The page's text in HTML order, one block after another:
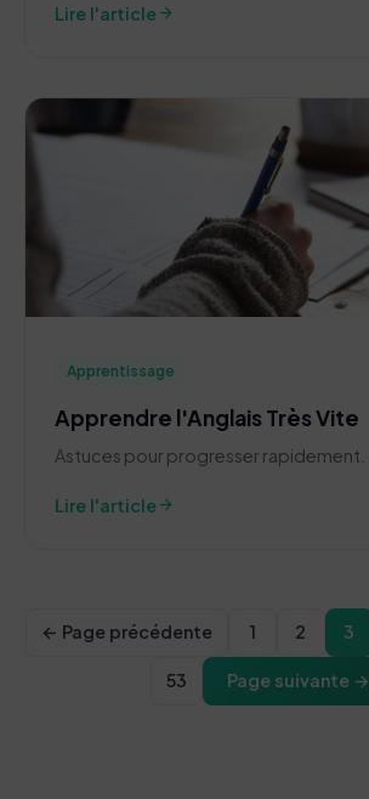
Lire l'articlearrow_forward
Apprentissage
Apprendre l'Anglais Très Vite
Astuces pour progresser rapidement.
Lire l'articlearrow_forward
← Page précédente 1 2 3
53 Page suivante →